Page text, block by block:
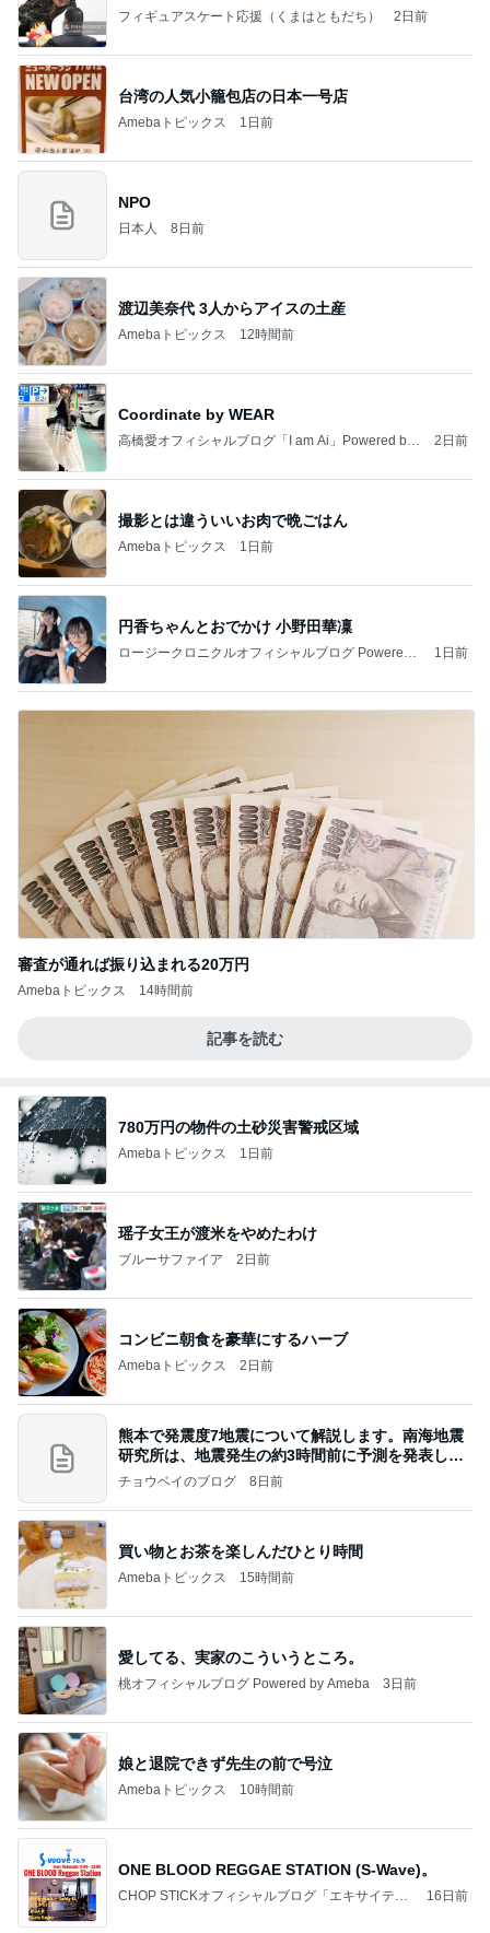
フィギュアスケート応援（くまはともだち） 2日前
台湾の人気小籠包店の日本一号店
Amebaトピックス 1日前
NPO
日本人 8日前
渡辺美奈代 3人からアイスの土産
Amebaトピックス 12時間前
Coordinate by WEAR
高橋愛オフィシャルブログ「I am Ai」Powered by
2日前
撮影とは違ういいお肉で晩ごはん
Amebaトピックス 1日前
円香ちゃんとおでかけ 小野田華凜
ロージークロニクルオフィシャルブログ Powered
1日前
審査が通れば振り込まれる20万円
Amebaトピックス 14時間前
記事を読む
780万円の物件の土砂災害警戒区域
Amebaトピックス 1日前
瑶子女王が渡米をやめたわけ
ブルーサファイア 2日前
コンビニ朝食を豪華にするハーブ
Amebaトピックス 2日前
熊本で発震度7地震について解説します。南海地震
研究所は、地震発生の約3時間前に予測を発表しま
した
チョウベイのブログ 8日前
買い物とお茶を楽しんだひとり時間
Amebaトピックス 15時間前
愛してる、実家のこういうところ。
桃オフィシャルブログ Powered by Ameba 3日前
娘と退院できず先生の前で号泣
Amebaトピックス 10時間前
ONE BLOOD REGGAE STATION (S-Wave)。
CHOP STICKオフィシャルブログ「エキサイティ
16日前